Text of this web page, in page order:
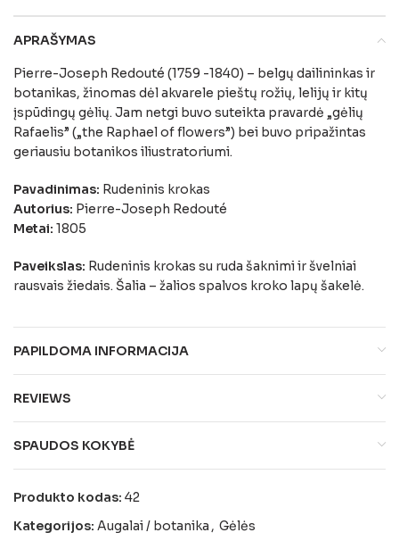
APRAŠYMAS
Pierre-Joseph Redouté (1759 -1840) – belgų dailininkas ir
botanikas, žinomas dėl akvarele pieštų rožių, lelijų ir kitų
įspūdingų gėlių. Jam netgi buvo suteikta pravardė „gėlių
Rafaelis” („the Raphael of flowers”) bei buvo pripažintas
geriausiu botanikos iliustratoriumi.
Pavadinimas: Rudeninis krokas
Autorius: Pierre-Joseph Redouté
Metai: 1805
Paveikslas: Rudeninis krokas su ruda šaknimi ir švelniai
rausvais žiedais. Šalia – žalios spalvos kroko lapų šakelė.
PAPILDOMA INFORMACIJA
REVIEWS
SPAUDOS KOKYBĖ
Produkto kodas: 42
Kategorijos: Augalai / botanika , Gėlės